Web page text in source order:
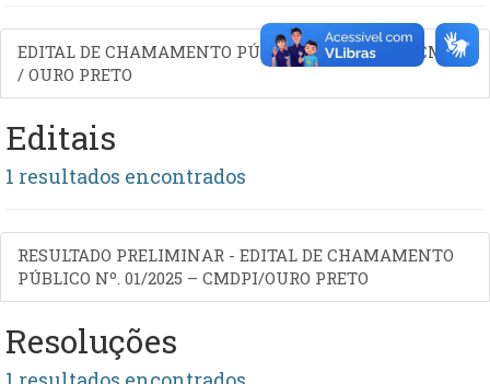
EDITAL DE CHAMAMENTO PÚBLICO Nº 04/2025 - CMDPI
/ OURO PRETO
Editais
1 resultados encontrados
RESULTADO PRELIMINAR - EDITAL DE CHAMAMENTO
PÚBLICO Nº. 01/2025 – CMDPI/OURO PRETO
Resoluções